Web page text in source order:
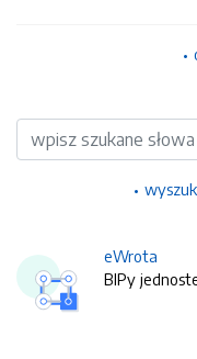
Wyszukiwarka
eWrota
BIPy